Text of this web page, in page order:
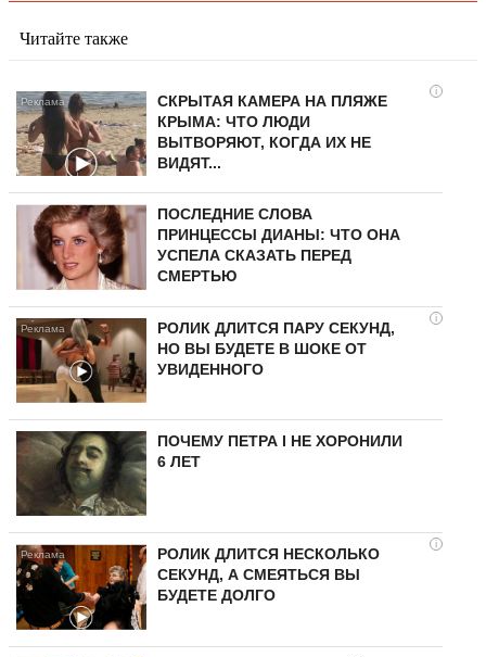
Читайте также
i
СКРЫТАЯ КАМЕРА НА ПЛЯЖЕ
КРЫМА: ЧТО ЛЮДИ
ВЫТВОРЯЮТ, КОГДА ИХ НЕ
ВИДЯТ...
ПОСЛЕДНИЕ СЛОВА
ПРИНЦЕССЫ ДИАНЫ: ЧТО ОНА
УСПЕЛА СКАЗАТЬ ПЕРЕД
СМЕРТЬЮ
i
РОЛИК ДЛИТСЯ ПАРУ СЕКУНД,
НО ВЫ БУДЕТЕ В ШОКЕ ОТ
УВИДЕННОГО
ПОЧЕМУ ПЕТРА I НЕ ХОРОНИЛИ
6 ЛЕТ
i
РОЛИК ДЛИТСЯ НЕСКОЛЬКО
СЕКУНД, А СМЕЯТЬСЯ ВЫ
БУДЕТЕ ДОЛГО